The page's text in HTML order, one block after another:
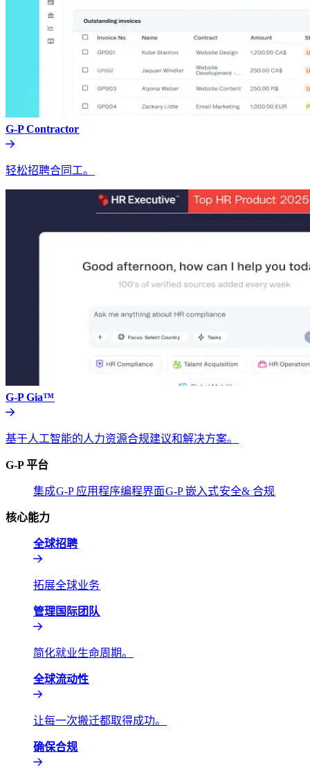
G-P Contractor​​
轻松招聘合同工。​​
G-P Gia™​​
基于人工智能的人力资源合规建议和解决方案。​​
G-P 平台​​
集成​​G-P 应用程序编程界面​​G-P 嵌入式​​安全& 合规​​
核心能力​​
全球招聘​​
拓展全球业务​​
管理国际团队​​
简化就业生命周期。​​
全球流动性​​
让每一次搬迁都取得成功。​​
确保合规​​